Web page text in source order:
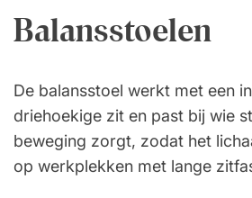
Balansstoelen
De balansstoel werkt met een
driehoekige zit en past bij wie
beweging zorgt, zodat het
op werkplekken met lange